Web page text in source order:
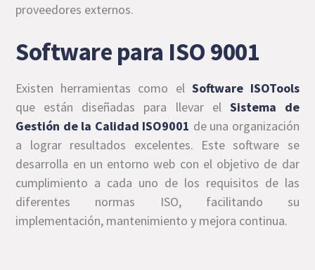
proveedores externos.
Software para ISO 9001
Existen herramientas como el Software ISOTools
que están diseñadas para llevar el Sistema de
Gestión de la Calidad ISO9001 de una organización
a lograr resultados excelentes. Este software se
desarrolla en un entorno web con el objetivo de dar
cumplimiento a cada uno de los requisitos de las
diferentes normas ISO, facilitando su
implementación, mantenimiento y mejora continua.